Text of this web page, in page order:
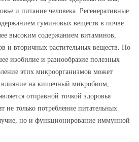
и питание человека. Регенеративные
гуминовых веществ в почве
высоким содержанием витаминов,
и вторичных растительных веществ. Но
изобилие и разнообразие полезных
этих микроорганизмов может
влияние на кишечный микробиом,
отправной точкой здоровья
не только потребление питательных
но и функционирование иммунной